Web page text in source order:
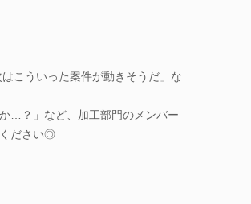
こういった案件が動きそうだ」な
…？」など、加工部門のメンバー
ください◎